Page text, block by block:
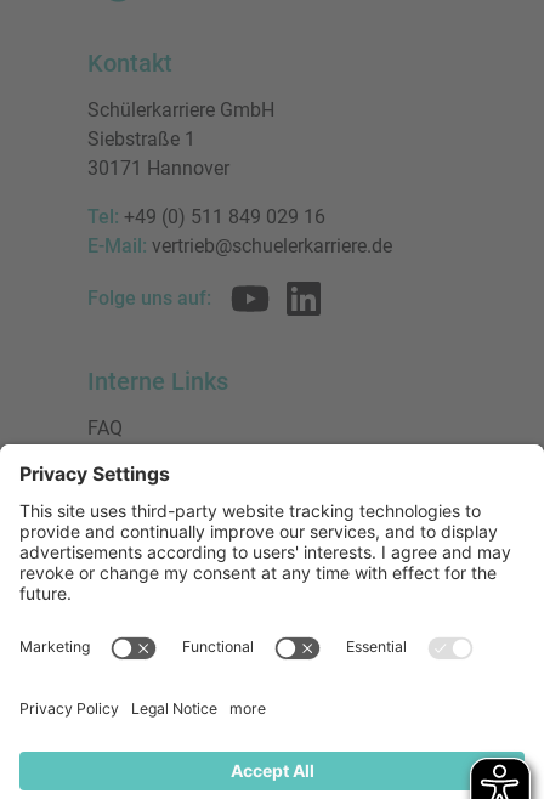
Kontakt
Schülerkarriere GmbH
Siebstraße 1
30171 Hannover
Tel: +49 (0) 511 849 029 16
E-Mail: vertrieb@schuelerkarriere.de
Folge uns auf:
Interne Links
FAQ
Datenschutzerklärung
Impressum
Presse
Urheberrecht
Mitglied bei:
Die Jungen Unternehmer